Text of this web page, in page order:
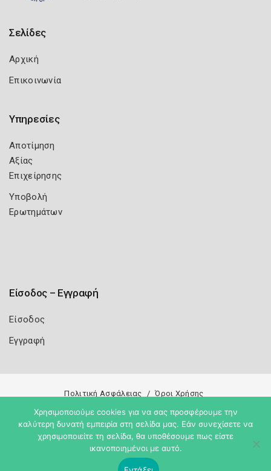
Σελίδες
Αρχική
Επικοινωνία
Υπηρεσίες
Αποτίμηση
Αξίας
Επιχείρησης
Υποβολή
Ερωτημάτων
Είσοδος – Εγγραφή
Είσοδος
Εγγραφή
Πολιτική Ασφάλειας Όροι Χρήσης
Copyright 2026 Knowledge A.E.
Χρησιμοποιούμε cookies για να σας προσφέρουμε την
καλύτερη δυνατή εμπειρία στη σελίδα μας. Εάν συνεχίσετε να
χρησιμοποιείτε τη σελίδα, θα υποθέσουμε πως είστε
ικανοποιημένοι με αυτό.